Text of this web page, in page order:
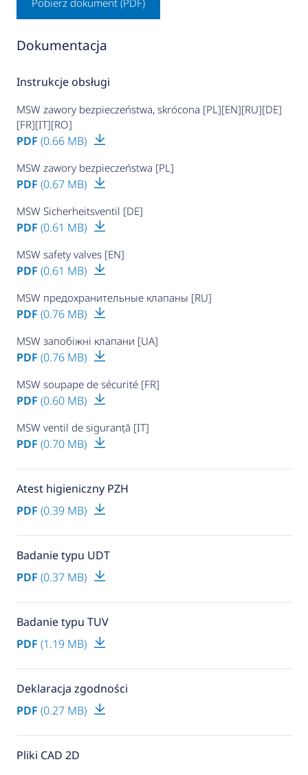
Dokumentacja
Instrukcje obsługi
MSW zawory bezpieczeństwa, skrócona [PL][EN][RU][DE]
[FR][IT][RO]
PDF (0.66 MB)
MSW zawory bezpieczeństwa [PL]
PDF (0.67 MB)
MSW Sicherheitsventil [DE]
PDF (0.61 MB)
MSW safety valves [EN]
PDF (0.61 MB)
MSW предохранительные клапаны [RU]
PDF (0.76 MB)
MSW запобіжні клапани [UA]
PDF (0.76 MB)
MSW soupape de sécurité [FR]
PDF (0.60 MB)
MSW ventil de siguranță [IT]
PDF (0.70 MB)
Atest higieniczny PZH
PDF (0.39 MB)
Badanie typu UDT
PDF (0.37 MB)
Badanie typu TUV
PDF (1.19 MB)
Deklaracja zgodności
PDF (0.27 MB)
Pliki CAD 2D